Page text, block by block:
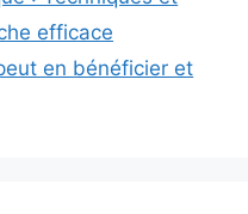
efficace
en bénéficier et